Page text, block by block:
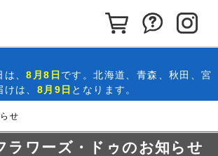
カートを見る
お問い合
は、8月8日 です。北海道、青森、秋田、宮
は、 8月9日 となります。
せ
ラワーズ・ドゥのお知らせ